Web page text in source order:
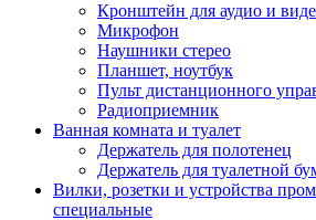
Кронштейн для аудио и
Микрофон
Наушники стерео
Планшет, ноутбук
Пульт дистанционного
Радиоприемник
Ванная комната и туалет
Держатель для полотенец
Держатель для туалетной
Вилки, розетки и устройства
специальные